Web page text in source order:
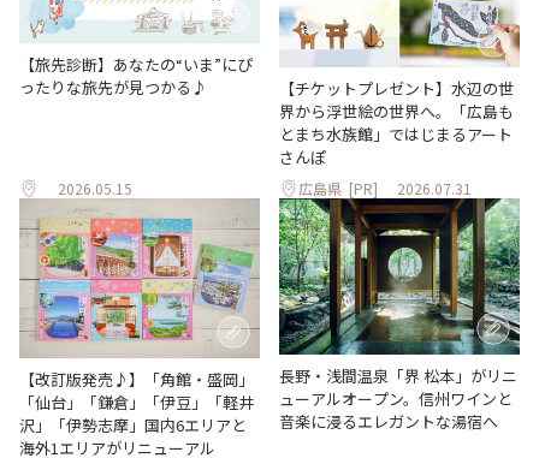
【旅先診断】あなたの“いま”にぴ
ったりな旅先が見つかる♪
2026.05.15
【チケットプレゼント】水辺の世
界から浮世絵の世界へ。「広島も
とまち水族館」ではじまるアート
さんぽ
広島県 [PR] 2026.07.31
【改訂版発売♪】「角館・盛岡」
「仙台」「鎌倉」「伊豆」「軽井
沢」「伊勢志摩」国内6エリアと
海外1エリアがリニューアル
長野・浅間温泉「界 松本」がリニ
ューアルオープン。信州ワインと
音楽に浸るエレガントな湯宿へ